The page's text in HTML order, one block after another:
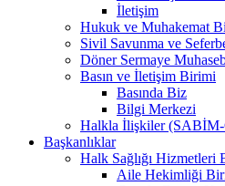
İletişim
Hukuk ve Muhakemat
Sivil Savunma ve
Döner Sermaye
Basın ve İletişim Birimi
Basında Biz
Bilgi Merkezi
Halkla İlişkiler
Başkanlıklar
Halk Sağlığı Hizmetleri
Aile Hekimliği